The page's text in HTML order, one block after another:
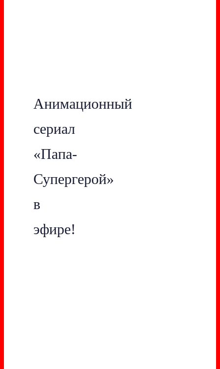
Анимационный
сериал
«Папа-
Супергерой»
в
эфире!